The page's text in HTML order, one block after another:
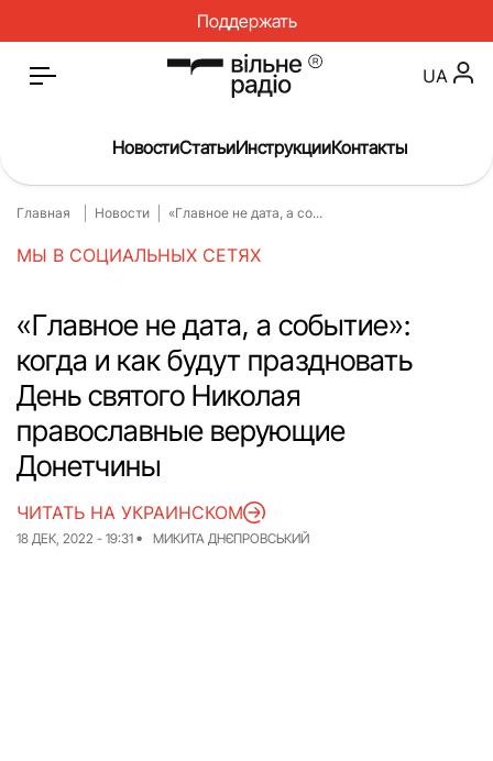
Поддержать
Главная
О нас
Инструкции
Спорт
Интервью
Досье
Репортаж
Блог
Проекты
Команда
Авторы
UA
НовостиСтатьиИнструкцииКонтакты
Главная Новости «Главное не дата, а со...
МЫ В СОЦИАЛЬНЫХ СЕТЯХ
«Главное не дата, а событие»:
когда и как будут праздновать
День святого Николая
православные верующие
Донетчины
18 ДЕК, 2022 - 19:31 МИКИТА ДНЄПРОВСЬКИЙ
ЧИТАТЬ НА УКРАИНСКОМ